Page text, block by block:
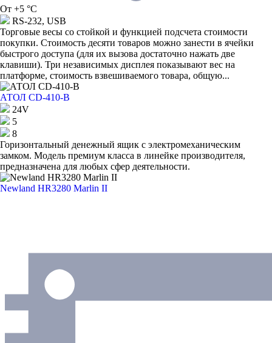
От +5 °C
RS-232, USB
Торговые весы со стойкой и функцией подсчета стоимости
покупки. Стоимость десяти товаров можно занести в ячейки
быстрого доступа (для их вызова достаточно нажать две
клавиши). Три независимых дисплея показывают вес на
платформе, стоимость взвешиваемого товара, общую...
АТОЛ CD-410-В
24V
5
8
Горизонтальный денежный ящик с электромеханическим
замком. Модель премиум класса в линейке производителя,
предназначена для любых сфер деятельности.
Newland HR3280 Marlin II